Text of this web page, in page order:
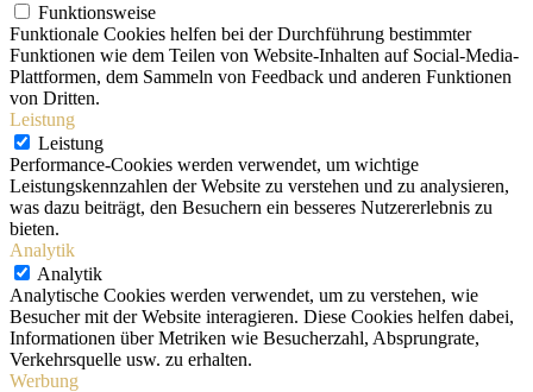
Funktionsweise
Funktionale Cookies helfen bei der Durchführung bestimmter
Funktionen wie dem Teilen von Website-Inhalten auf Social-Media-
Plattformen, dem Sammeln von Feedback und anderen Funktionen
von Dritten.
Leistung
Leistung
Performance-Cookies werden verwendet, um wichtige
Leistungskennzahlen der Website zu verstehen und zu analysieren,
was dazu beiträgt, den Besuchern ein besseres Nutzererlebnis zu
bieten.
Analytik
Analytik
Analytische Cookies werden verwendet, um zu verstehen, wie
Besucher mit der Website interagieren. Diese Cookies helfen dabei,
Informationen über Metriken wie Besucherzahl, Absprungrate,
Verkehrsquelle usw. zu erhalten.
Werbung